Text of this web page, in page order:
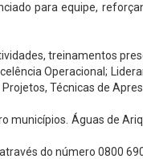
para equipe,
treinamentos
Operacional;
Técnicas de
Águas de
do número 0800